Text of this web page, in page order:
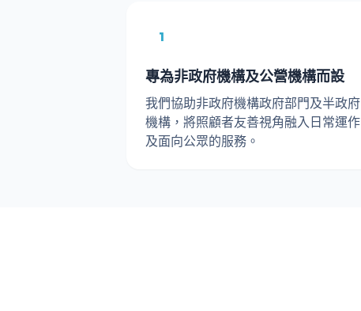
1
專為非政府機構及公營機構而設
我們協助非政府機構政府部門及半政府
機構，將照顧者友善視角融入日常運作
及面向公眾的服務。